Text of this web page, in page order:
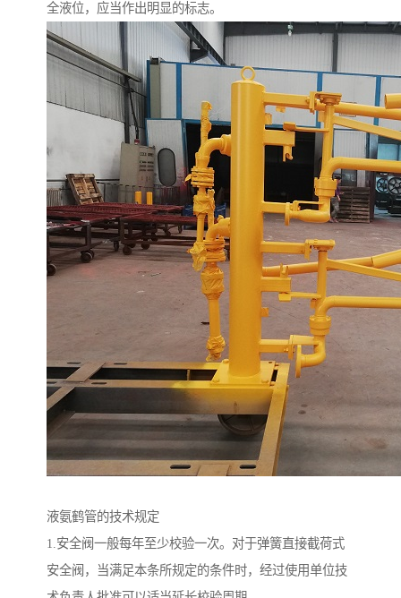
全液位，应当作出明显的标志。
液氨鹤管的技术规定
1.安全阀一般每年至少校验一次。对于弹簧直接截荷式
安全阀，当满足本条所规定的条件时，经过使用单位技